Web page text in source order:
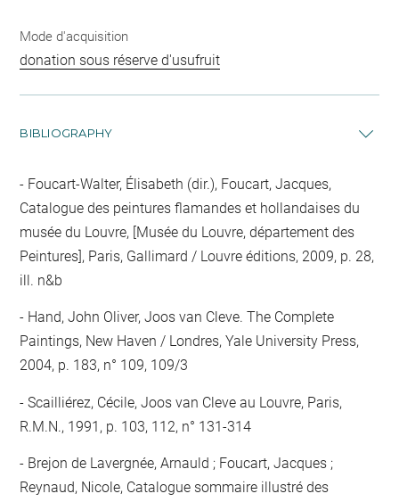
Mode d'acquisition
donation sous réserve d'usufruit
BIBLIOGRAPHY
Foucart-Walter, Élisabeth (dir.), Foucart, Jacques,
Catalogue des peintures flamandes et hollandaises du
musée du Louvre, [Musée du Louvre, département des
Peintures], Paris, Gallimard / Louvre éditions, 2009, p. 28,
ill. n&b
Hand, John Oliver, Joos van Cleve. The Complete
Paintings, New Haven / Londres, Yale University Press,
2004, p. 183, n° 109, 109/3
Scailliérez, Cécile, Joos van Cleve au Louvre, Paris,
R.M.N., 1991, p. 103, 112, n° 131-314
Brejon de Lavergnée, Arnauld ; Foucart, Jacques ;
Reynaud, Nicole, Catalogue sommaire illustré des